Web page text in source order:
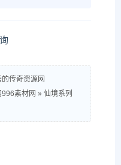
传奇资源网
素材网 » 仙境系列